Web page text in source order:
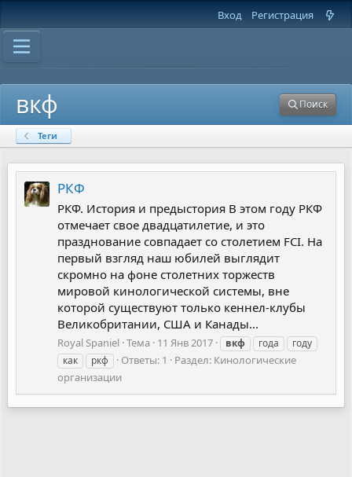
Вход Регистрация
вкф Поиск
Теги
РКФ
РКФ. История и предыстория В этом году РКФ
отмечает свое двадцатилетие, и это
празднование совпадает со столетием FCI. На
первый взгляд наш юбилей выглядит
скромно на фоне столетних торжеств
мировой кинологической системы, вне
которой существуют только кеннел-клубы
Великобритании, США и Канады...
Royal Spaniel Тема 11 Янв 2017 вкф года
году
как
ркф Ответы: 1 Раздел: Кинологические
организации